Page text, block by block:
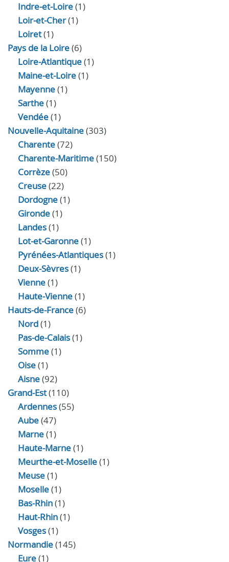
Indre‑et‑Loire(1)
Loir‑et‑Cher(1)
Loiret(1)
Pays de la Loire(6)
Loire-Atlantique(1)
Maine-et-Loire(1)
Mayenne(1)
Sarthe(1)
Vendée(1)
Nouvelle-Aquitaine(303)
Charente(72)
Charente-Maritime(150)
Corrèze(50)
Creuse(22)
Dordogne(1)
Gironde(1)
Landes(1)
Lot-et-Garonne(1)
Pyrénées-Atlantiques(1)
Deux-Sèvres(1)
Vienne(1)
Haute-Vienne(1)
Hauts-de-France(6)
Nord(1)
Pas-de-Calais(1)
Somme(1)
Oise(1)
Aisne(92)
Grand-Est(110)
Ardennes(55)
Aube(47)
Marne(1)
Haute-Marne(1)
Meurthe-et-Moselle(1)
Meuse(1)
Moselle(1)
Bas-Rhin(1)
Haut-Rhin(1)
Vosges(1)
Normandie(145)
Eure(1)